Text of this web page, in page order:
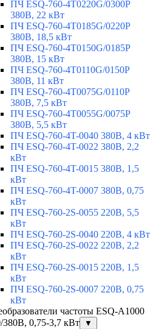
ПЧ ESQ-760-4T0220G/0300P
380В, 22 кВт
ПЧ ESQ-760-4T0185G/0220P
380В, 18,5 кВт
ПЧ ESQ-760-4T0150G/0185P
380В, 15 кВт
ПЧ ESQ-760-4T0110G/0150P
380В, 11 кВт
ПЧ ESQ-760-4T0075G/0110P
380В, 7,5 кВт
ПЧ ESQ-760-4T0055G/0075P
380В, 5,5 кВт
ПЧ ESQ-760-4T-0040 380В, 4 кВт
ПЧ ESQ-760-4T-0022 380В, 2,2
кВт
ПЧ ESQ-760-4T-0015 380В, 1,5
кВт
ПЧ ESQ-760-4T-0007 380В, 0,75
кВт
ПЧ ESQ-760-2S-0055 220В, 5,5
кВт
ПЧ ESQ-760-2S-0040 220В, 4 кВт
ПЧ ESQ-760-2S-0022 220В, 2,2
кВт
ПЧ ESQ-760-2S-0015 220В, 1,5
кВт
ПЧ ESQ-760-2S-0007 220В, 0,75
кВт
частоты ESQ-A1000
380В, 0,75-3,7 кВт
▼